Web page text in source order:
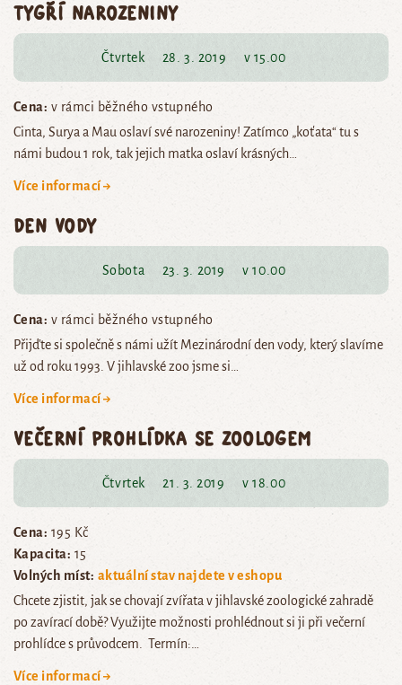
Tygří narozeniny
Čtvrtek 28. 3. 2019 v 15.00
Cena: v rámci běžného vstupného
Cinta, Surya a Mau oslaví své narozeniny! Zatímco „koťata“ tu s
námi budou 1 rok, tak jejich matka oslaví krásných…
Více informací →
Den vody
Sobota 23. 3. 2019 v 10.00
Cena: v rámci běžného vstupného
Přijďte si společně s námi užít Mezinárodní den vody, který slavíme
už od roku 1993. V jihlavské zoo jsme si…
Více informací →
Večerní prohlídka se zoologem
Čtvrtek 21. 3. 2019 v 18.00
Cena: 195 Kč
Kapacita: 15
Volných míst: aktuální stav najdete v eshopu
Chcete zjistit, jak se chovají zvířata v jihlavské zoologické zahradě
po zavírací době? Využijte možnosti prohlédnout si ji při večerní
prohlídce s průvodcem. Termín:…
Více informací →